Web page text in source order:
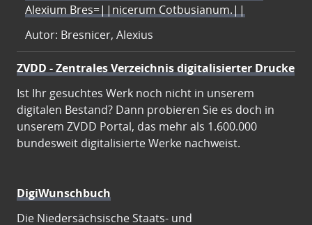
Alexium Bres=||nicerum Cotbusianum.||
Autor: Bresnicer, Alexius
ZVDD - Zentrales Verzeichnis digitalisierter Drucke
Ist Ihr gesuchtes Werk noch nicht in unserem
digitalen Bestand? Dann probieren Sie es doch in
unserem ZVDD Portal, das mehr als 1.600.000
bundesweit digitalisierte Werke nachweist.
DigiWunschbuch
Die Niedersächsische Staats- und